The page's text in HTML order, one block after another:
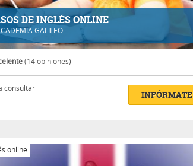
DE INGLÉS ONLINE
GALILEO
(14 opiniones)
consultar
INFÓRMATE
online